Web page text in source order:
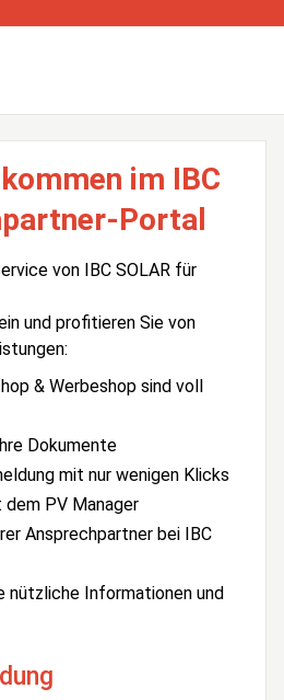
im IBC
Portal
von IBC SOLAR für
und profitieren Sie von
& Werbeshop sind voll
Dokumente
mit nur wenigen Klicks
PV Manager
Ansprechpartner bei IBC
nützliche Informationen und